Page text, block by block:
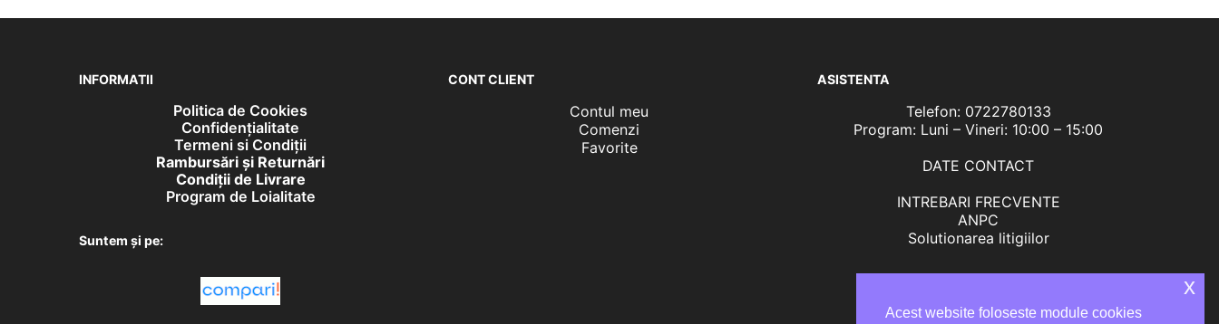
INFORMATII
Politica de Cookies
Confidențialitate
Termeni si Condiții
Rambursări și Returnări
Condiţii de Livrare
Program de Loialitate
Suntem și pe:
CONT CLIENT
Contul meu
Comenzi
Favorite
ASISTENTA
Telefon: 0722780133
Program: Luni – Vineri: 10:00 – 15:00
DATE CONTACT
INTREBARI FRECVENTE
ANPC
Solutionarea litigiilor
Acest website foloseste module cookies
x